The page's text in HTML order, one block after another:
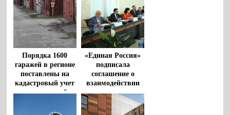
Порядка 1600
гаражей в регионе
поставлены на
кадастровый учет
по «гаражной
время реализации
«Единая Россия»
подписала
соглашение о
взаимодействии
между
Общественной
палатой РФ и